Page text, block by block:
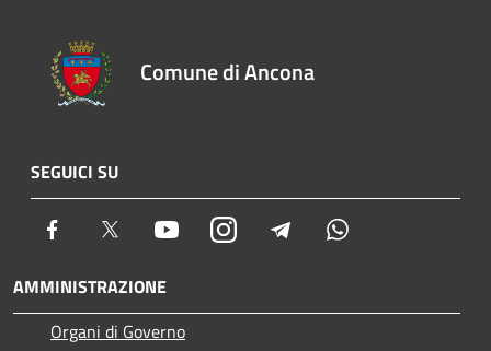
Comune di Ancona
SEGUICI SU
Facebook Twitter YoutubeInstagram Telegram
AMMINISTRAZIONE
Organi di Governo